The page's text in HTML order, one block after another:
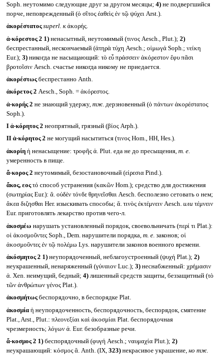
Soph. неутомимо следующие друг за другом месяцы; 4)не подвергшийся
порче, неповрежденный (ὁ σῖτος ἐαθεὶς ἐν τῷ ψύχει Arst.).
ἀκορέστατος superl. кἀκορής.
ἀ-κόρεστος 2 1)ненасытный, неутомимый (τινος Aesch., Plut.); 2)
беспрестанный, нескончаемый (ἀτηρὰ τύχη Aesch.; οἰμωγά Soph.; νείκη
Eur.); 3)никогда не насыщающий: τὸ εὖ πράσσειν ἀκόρεστον ἔφυ πᾶσι
βροτοῖσιν Aesch. счастье никогда никому не приедается.
ἀκορέστωςбеспрестанно Anth.
ἀκόρετος 2 Aesch., Soph. = ἀκόρεστος.
ἀ-κορής 2 не знающий удержу, тж. дерзновенный (ὁ πάντων ἀκορέστατος
Soph.).
I ἀ-κόρητος 2 неопрятный, грязный (βίος Arph.).
II ἀ-κόρητος 2 не могущий насытиться (τινος Hom., HH, Hes.).
ἀκορίη ἡ ненасыщение: τροφῆς ἀ. Plut. еда не до пресыщения, т. е.
умеренность в пище.
ἄ-κορος 2 неутомимый, безостановочный (εἰρεσια Pind.).
ἄκος, εοςτό способ устранения (κακῶν Hom.); средство для достижения
(σωτηρίας Eur.): ἄ. οὐδὲν τόνδε θρηνεῖσθαι Aesch. бесполезно сетовать о нем;
ἄκεα διζησθαι Her. изыскивать способы; ἄ. τινὸς ἐκτέμνειν Aesch. или τέμνειν
Eur. приготовлять лекарство против чего-л.
ἀκοσμέω нарушать установленный порядок, своевольничать (περί τι Plat.):
οἱ ἀκοσμοῦντες Soph., Dem. нарушители порядка, т. е. законов; οἱ
ἀκοσμοῦντες ἐν τῷ πολέμω Lys. нарушители законов военного времени.
ἀκόσμητος 2 1)неупорядоченный, неблагоустроенный (ψυχή Plat.); 2)
неукрашенный, ненаряженный (γύναιον Luc.); 3)неснабженный: χρήμασιν
ἀ. Xen. неимущий, бедный; 4)лишенный средств защиты, беззащитный (τὸ
τῶν ἀνθρώπων γένος Plat.).
ἀκοσμήτωςбеспорядочно, в беспорядке Plat.
ἀκοσμία ἡ неупорядоченность, беспорядочность, беспорядок, смятение
Plat., Arst., Plut.: πλεονεξίαι καὶ ἀκοσμίαι Plat. беспорядочная
чрезмерность; λόγων ἀ. Eur. безобразные речи.
ἄ-κοσμος 2 1)беспорядочный (φυγή Aesch.; ναυμαχία Plut.); 2)
неукрашающий: κόσμος ἄ. Anth. (IX, 323)некрасивое украшение, но тж.